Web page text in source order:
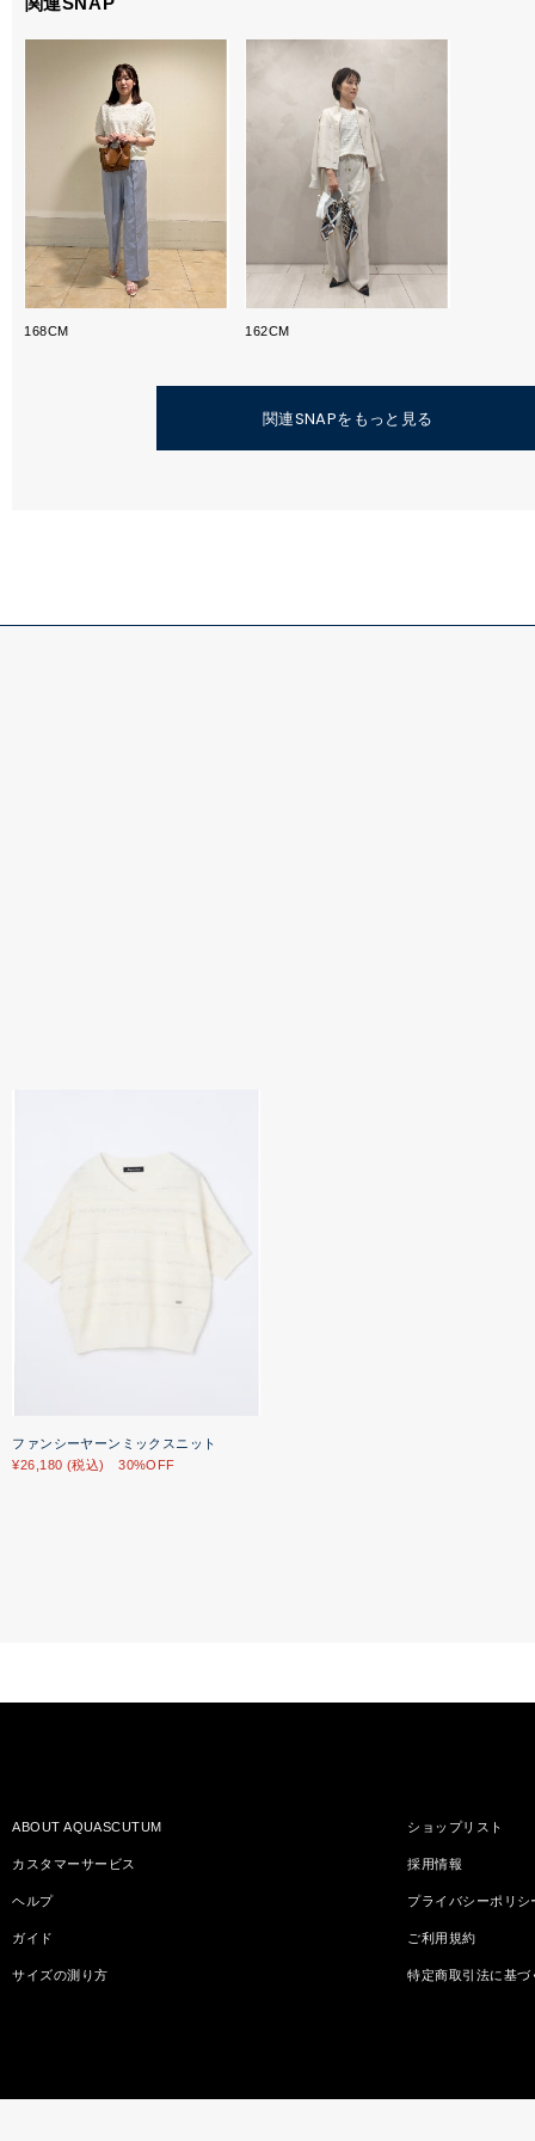
168CM 162CM
関連SNAPをもっと見る
ファンシーヤーンミックスニット
¥26,180 (税込) 30%OFF
ABOUT AQUASCUTUM
カスタマーサービス
ヘルプ
ガイド
サイズの測り方
ショップリスト
採用情報
プライバシーポリシ
ご利用規約
特定商取引法に基づ